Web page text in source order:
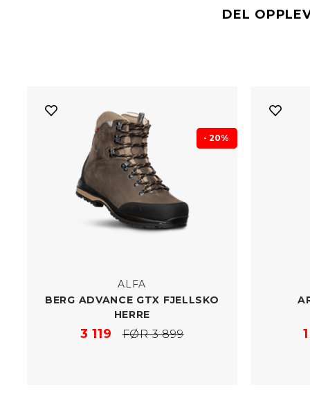
DEL
- 20%
ALFA
BERG ADVANCE GTX FJELLSKO
HERRE
3 119 FØR 3 899